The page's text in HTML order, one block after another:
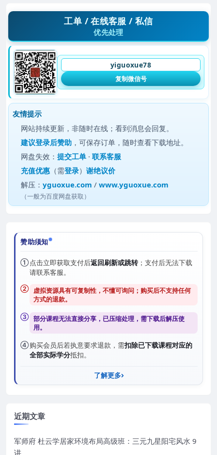
工单 / 在线客服 / 私信
优先处理
yiguoxue78
复制微信号
友情提示
网站持续更新，非随时在线；看到消息会回复。
建议登录后赞助 ，可保存订单，随时查看下载地址。
网盘失效：提交工单 ·联系客服
充值优惠 （需登录）谢绝议价
解压：yguoxue.com /www.yguoxue.com
（一般为百度网盘获取）
赞助须知
①点击立即获取支付后返回刷新或跳转；支付后无法下载
请联系客服。
② 虚拟资源具有可复制性，不懂可询问；购买后不支持任何
方式的退款。
③ 部分课程无法直接分享，已压缩处理，需下载后解压使
用。
④购买会员后若执意要求退款，需扣除已下载课程对应的
全部实际学分抵扣。
了解更多
近期文章
军师府 杜云学居家环境布局高级班：三元九星阳宅风水 9
讲